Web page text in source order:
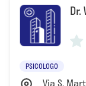
PSICOLOGO
Via S.